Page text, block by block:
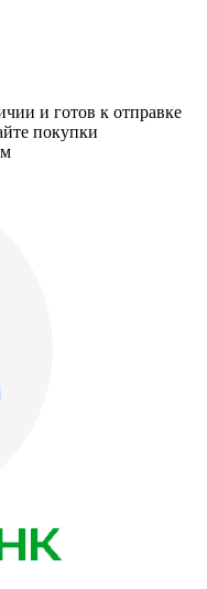
и готов к отправке
покупки